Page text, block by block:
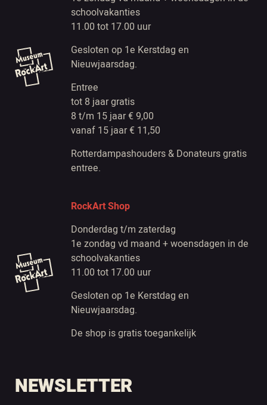
schoolvakanties
11.00 tot 17.00 uur
Gesloten op 1e Kerstdag en
Nieuwjaarsdag.
Entree
tot 8 jaar gratis
8 t/m 15 jaar € 9,00
vanaf 15 jaar € 11,50
Rotterdampashouders & Donateurs gratis
entree.
RockArt Shop
Donderdag t/m zaterdag
1e zondag vd maand + woensdagen in de
schoolvakanties
11.00 tot 17.00 uur
Gesloten op 1e Kerstdag en
Nieuwjaarsdag.
De shop is gratis toegankelijk
NEWSLETTER